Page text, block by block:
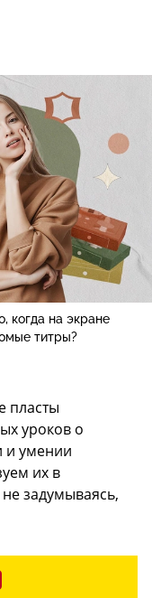
когда на экране
титры?
пласты
уроков о
и умении
их в
задумываясь,